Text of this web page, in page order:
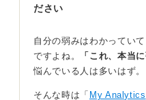
自己分析をしないリスク
また、自己分析をしない
たり、面接官に響くよう
ださい
自分の弱みはわかってい
ですよね。
「これ、本当
悩んでいる人は多いはず。
そんな時は「 My Analytics